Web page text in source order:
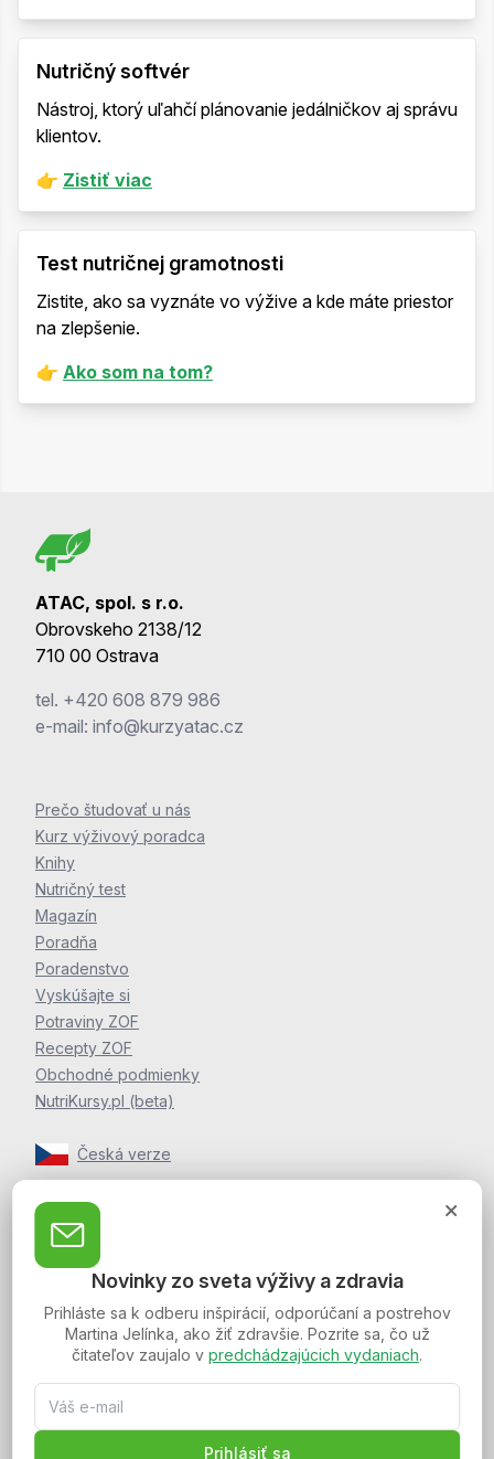
Nutričný softvér
Nástroj, ktorý uľahčí plánovanie jedálničkov aj správu
klientov.
👉 Zistiť viac
Test nutričnej gramotnosti
Zistite, ako sa vyznáte vo výžive a kde máte priestor
na zlepšenie.
👉 Ako som na tom?
Novinky zo sveta výživy a zdravia
Prihláste sa k odberu inšpirácií, odporúčaní a postrehov
Martina Jelínka, ako žiť zdravšie. Pozrite sa, čo už
čitateľov zaujalo v predchádzajúcich vydaniach.
Prihlásiť sa
ATAC, spol. s r.o.
Obrovskeho 2138/12
710 00 Ostrava
tel. +420 608 879 986
e-mail: info@kurzyatac.cz
Prečo študovať u nás
Kurz výživový poradca
Knihy
Nutričný test
Magazín
Poradňa
Poradenstvo
Vyskúšajte si
Potraviny ZOF
Recepty ZOF
Obchodné podmienky
NutriKursy.pl (beta)
Česká verze
Zpravodaj Martina Jelínka
Zaregistrujte sa k odberu noviniek a postrehov o zdraví
Spojte sa s nami: